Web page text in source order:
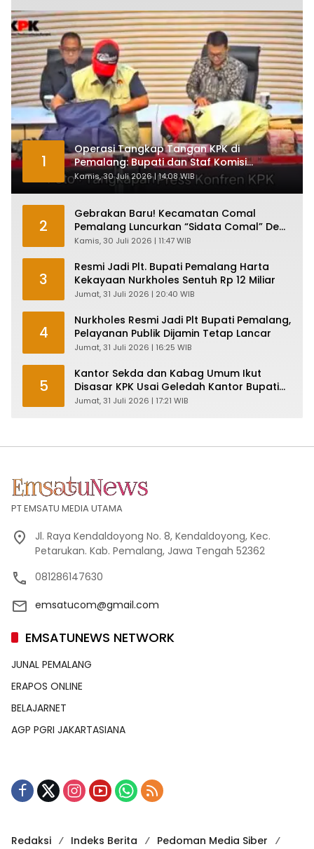
1
Operasi Tangkap Tangan KPK di
Pemalang: Bupati dan Staf Komisi
Antirasuah Ditetapkan Tersangka
Kamis, 30 Juli 2026 | 14:08 WIB
2
Gebrakan Baru! Kecamatan Comal
Pemalang Luncurkan “Sidata Comal” Demi
Layanan Publik Makin Ngebut
Kamis, 30 Juli 2026 | 11:47 WIB
3
Resmi Jadi Plt. Bupati Pemalang Harta
Kekayaan Nurkholes Sentuh Rp 12 Miliar
Jumat, 31 Juli 2026 | 20:40 WIB
4
Nurkholes Resmi Jadi Plt Bupati Pemalang,
Pelayanan Publik Dijamin Tetap Lancar
Jumat, 31 Juli 2026 | 16:25 WIB
5
Kantor Sekda dan Kabag Umum Ikut
Disasar KPK Usai Geledah Kantor Bupati
Pemalang
Jumat, 31 Juli 2026 | 17:21 WIB
PT EMSATU MEDIA UTAMA
Jl. Raya Kendaldoyong No. 8, Kendaldoyong, Kec.
Petarukan. Kab. Pemalang, Jawa Tengah 52362
081286147630
emsatucom@gmail.com
EMSATUNEWS NETWORK
JUNAL PEMALANG
ERAPOS ONLINE
BELAJARNET
AGP PGRI JAKARTASIANA
Redaksi Indeks Berita Pedoman Media Siber